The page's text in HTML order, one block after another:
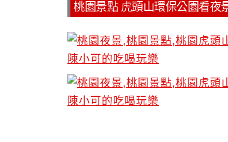
桃園景點 虎頭山環保公園看夜